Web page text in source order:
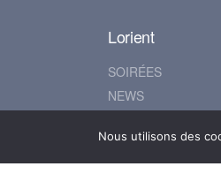
Lorient
SOIRÉES
NEWS
Nous utilisons des